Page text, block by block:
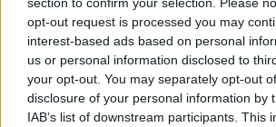
opt-out request is processed you may
interest-based ads based on personal
us or personal information disclosed to
your opt-out. You may separately opt-out
disclosure of your personal information by
IAB’s list of downstream participants. This